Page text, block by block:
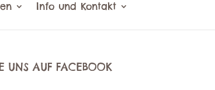
Info und Kontakt
UNS AUF FACEBOOK